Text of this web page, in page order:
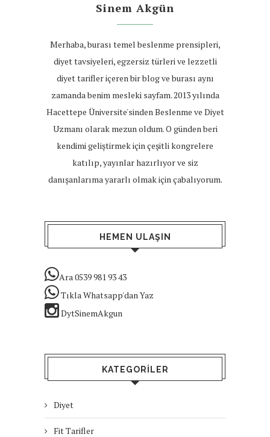
Sinem Akgün
Merhaba, burası temel beslenme prensipleri,
diyet tavsiyeleri, egzersiz türleri ve lezzetli
diyet tarifler içeren bir blog ve burası aynı
zamanda benim mesleki sayfam. 2013 yılında
Hacettepe Üniversite'sinden Beslenme ve Diyet
Uzmanı olarak mezun oldum. O günden beri
kendimi geliştirmek için çeşitli kongrelere
katılıp, yayınlar hazırlıyor ve siz
danışanlarıma yararlı olmak için çabalıyorum.
HEMEN ULAŞIN
Ara 0539 981 93 43
Tıkla Whatsapp'dan Yaz
DytSinemAkgun
KATEGORILER
Diyet
Fit Tarifler